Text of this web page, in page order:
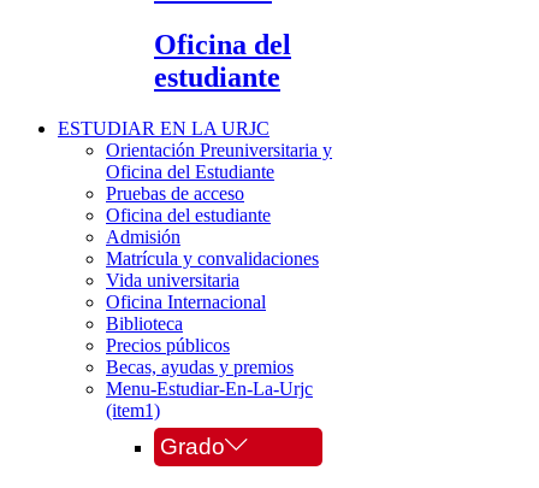
Oficina del
estudiante
ESTUDIAR EN LA URJC
Orientación Preuniversitaria y
Oficina del Estudiante
Pruebas de acceso
Oficina del estudiante
Admisión
Matrícula y convalidaciones
Vida universitaria
Oficina Internacional
Biblioteca
Precios públicos
Becas, ayudas y premios
Menu-Estudiar-En-La-Urjc
(item1)
Grado